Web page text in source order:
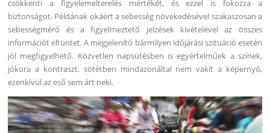
csökkenti a figyelemelterelés mértékét, és ezzel is fokozza a
biztonságot. Példának okáért a sebesség növekedésével szakaszosan a
sebességmérő és a figyelmeztető jelzések kivételével az összes
információt eltüntet. A megjelenítő bármilyen időjárási szituáció esetén
jól megfigyelhető. Közvetlen napsütésben is egyértelműek a színek,
jókora a kontraszt, sötétben mindazonáltal nem vakít a képernyő,
ezenkívül az eső sem árt neki.